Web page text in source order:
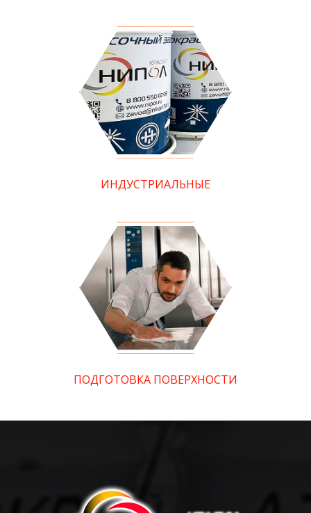
ИНДУСТРИАЛЬНЫЕ
ПОДГОТОВКА ПОВЕРХНОСТИ